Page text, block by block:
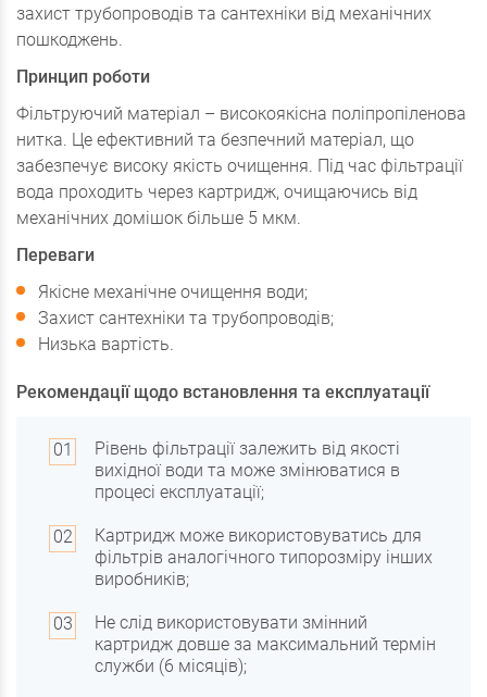
захист трубопроводів та сантехніки від механічних
пошкоджень.
Принцип роботи
Фільтруючий матеріал – високоякісна поліпропіленова
нитка. Це ефективний та безпечний матеріал, що
забезпечує високу якість очищення. Під час фільтрації
вода проходить через картридж, очищаючись від
механічних домішок більше 5 мкм.
Переваги
Якісне механічне очищення води;
Захист сантехніки та трубопроводів;
Низька вартість.
Рекомендації щодо встановлення та експлуатації
Рівень фільтрації залежить від якості
вихідної води та може змінюватися в
процесі експлуатації;
Картридж може використовуватись для
фільтрів аналогічного типорозміру інших
виробників;
Не слід використовувати змінний
картридж довше за максимальний термін
служби (6 місяців);